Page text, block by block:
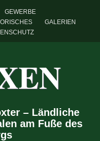
GEWERBE
GALERIEN
– Ländliche
am Fuße des